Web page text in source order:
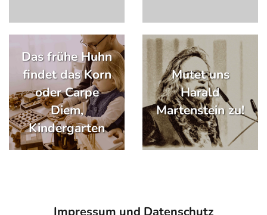
Das frühe Huhn
findet das Korn
oder Carpe
Diem,
Kindergarten
Mutet uns
Harald
Martenstein zu!
Impressum und Datenschutz